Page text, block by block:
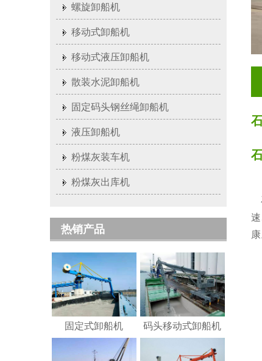
康
螺旋卸船机
移动式卸船机
移动式液压卸船机
散装水泥卸船机
固定码头钢丝绳卸船机
液压卸船机
粉煤灰装车机
粉煤灰出库机
热销产品
固定式卸船机 码头移动式卸船机